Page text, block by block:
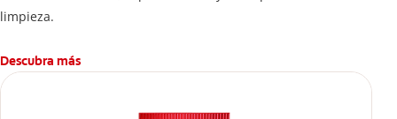
limpieza.
Descubra más